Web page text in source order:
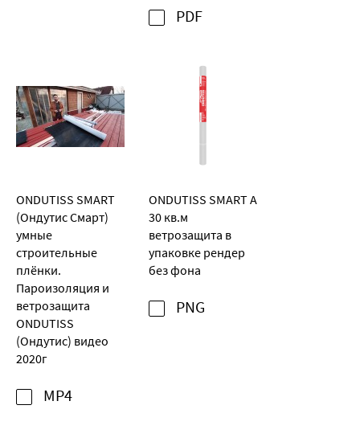
PDF
ONDUTISS SMART
(Ондутис Смарт)
умные
строительные
плёнки.
Пароизоляция и
ветрозащита
ONDUTISS
(Ондутис) видео
2020г
MP4
ONDUTISS SMART A
30 кв.м
ветрозащита в
упаковке рендер
без фона
PNG